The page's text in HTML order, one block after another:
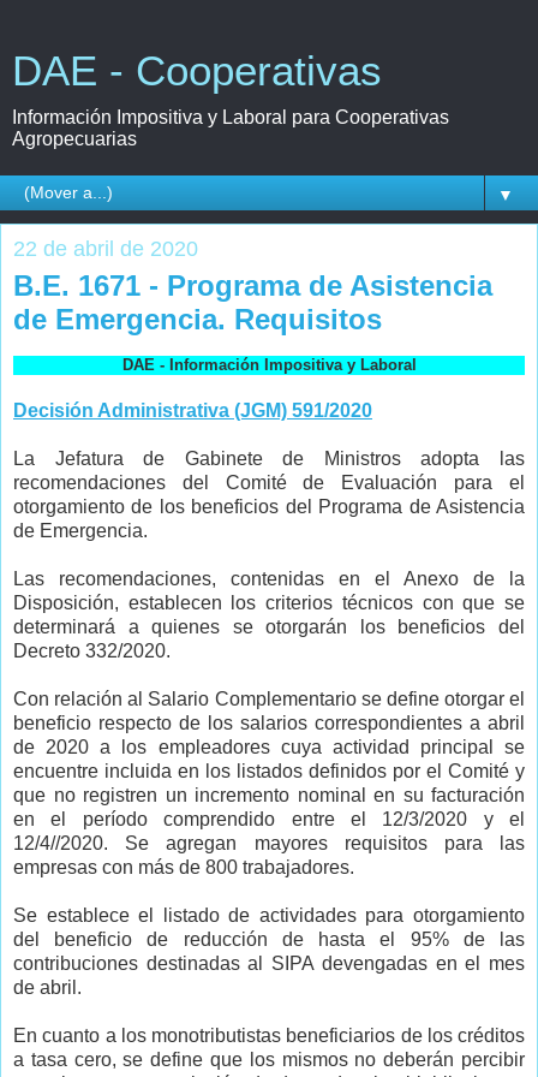
DAE - Cooperativas
Información Impositiva y Laboral para Cooperativas
Agropecuarias
▼
22 de abril de 2020
B.E. 1671 - Programa de Asistencia
de Emergencia. Requisitos
DAE - Información Impositiva y Laboral
Decisión Administrativa (JGM) 591/2020
La Jefatura de Gabinete de Ministros adopta las
recomendaciones del Comité de Evaluación para el
otorgamiento de los beneficios del Programa de Asistencia
de Emergencia.
Las recomendaciones, contenidas en el Anexo de la
Disposición, establecen los criterios técnicos con que se
determinará a quienes se otorgarán los beneficios del
Decreto 332/2020.
Con relación al Salario Complementario se define otorgar el
beneficio respecto de los salarios correspondientes a abril
de 2020 a los empleadores cuya actividad principal se
encuentre incluida en los listados definidos por el Comité y
que no registren un incremento nominal en su facturación
en el período comprendido entre el 12/3/2020 y el
12/4//2020. Se agregan mayores requisitos para las
empresas con más de 800 trabajadores.
Se establece el listado de actividades para otorgamiento
del beneficio de reducción de hasta el 95% de las
contribuciones destinadas al SIPA devengadas en el mes
de abril.
En cuanto a los monotributistas beneficiarios de los créditos
a tasa cero, se define que los mismos no deberán percibir